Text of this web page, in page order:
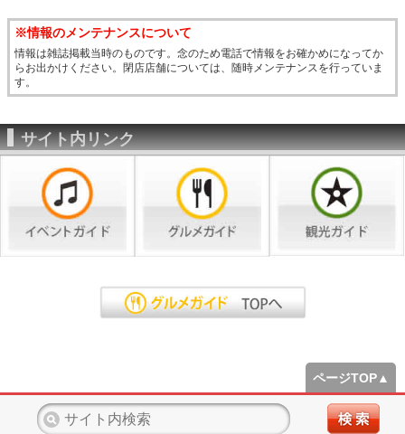
※情報のメンテナンスについて
情報は雑誌掲載当時のものです。念のため電話で情報をお確かめになってか
らお出かけください。閉店店舗については、随時メンテナンスを行っていま
す。
サイト内リンク
ページTOP▲